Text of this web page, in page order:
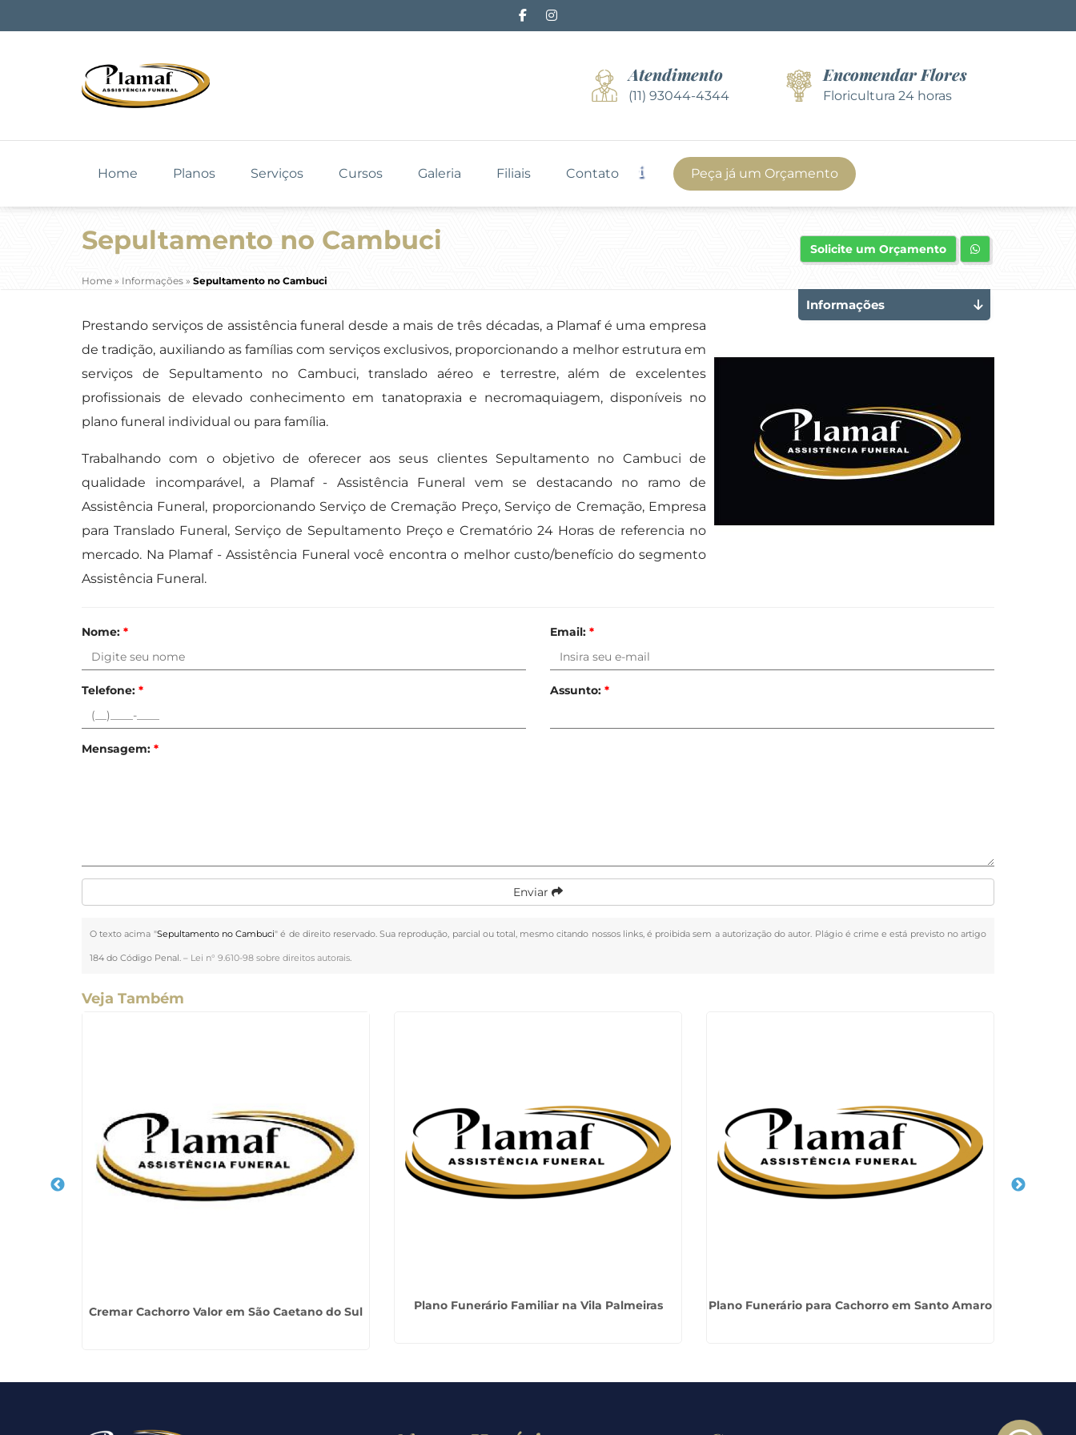
Atendimento
(11) 93044-4344
Encomendar Flores
Floricultura 24 horas
Home Planos Serviços Cursos Galeria Filiais Contato Peça já um Orçamento
Sepultamento no Cambuci
Home » Informações » Sepultamento no Cambuci
Solicite um Orçamento
Prestando serviços de assistência funeral desde a mais de três décadas, a Plamaf é uma empresa
de tradição, auxiliando as famílias com serviços exclusivos, proporcionando a melhor estrutura em
serviços de Sepultamento no Cambuci, translado aéreo e terrestre, além de excelentes
profissionais de elevado conhecimento em tanatopraxia e necromaquiagem, disponíveis no
plano funeral individual ou para família.
Trabalhando com o objetivo de oferecer aos seus clientes Sepultamento no Cambuci de
qualidade incomparável, a Plamaf - Assistência Funeral vem se destacando no ramo de
Assistência Funeral, proporcionando Serviço de Cremação Preço, Serviço de Cremação, Empresa
para Translado Funeral, Serviço de Sepultamento Preço e Crematório 24 Horas de referencia no
mercado. Na Plamaf - Assistência Funeral você encontra o melhor custo/benefício do segmento
Assistência Funeral.
Nome: * Email: *
Telefone: * Assunto: *
Mensagem: *
Enviar
O texto acima "Sepultamento no Cambuci" é de direito reservado. Sua reprodução, parcial ou total, mesmo citando nossos links, é proibida sem a autorização do autor. Plágio é crime e está previsto no artigo
184 do Código Penal. – Lei n° 9.610-98 sobre direitos autorais.
Informações
Veja Também
Cremar Cachorro Valor em São Caetano do Sul Plano Funerário Familiar na Vila Palmeiras Plano Funerário para Cachorro em Santo Amaro